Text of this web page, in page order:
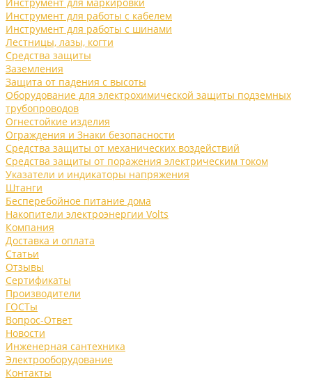
Инструмент для работы с кабелем
Инструмент для работы с шинами
Лестницы, лазы, когти
Средства защиты
Заземления
Защита от падения с высоты
Оборудование для электрохимической защиты подземных
трубопроводов
Огнестойкие изделия
Ограждения и Знаки безопасности
Средства защиты от механических воздействий
Средства защиты от поражения электрическим током
Указатели и индикаторы напряжения
Штанги
Бесперебойное питание дома
Накопители электроэнергии Volts
Компания
Доставка и оплата
Статьи
Отзывы
Сертификаты
Производители
ГОСТы
Вопрос-Ответ
Новости
Инженерная сантехника
Электрооборудование
Контакты